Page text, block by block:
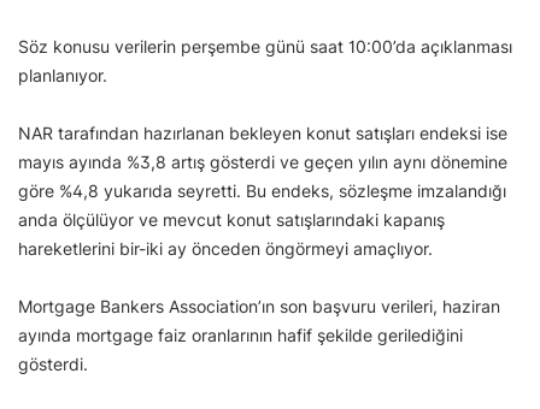
Söz konusu verilerin perşembe günü saat 10:00’da açıklanması
planlanıyor.
NAR tarafından hazırlanan bekleyen konut satışları endeksi ise
mayıs ayında %3,8 artış gösterdi ve geçen yılın aynı dönemine
göre %4,8 yukarıda seyretti. Bu endeks, sözleşme imzalandığı
anda ölçülüyor ve mevcut konut satışlarındaki kapanış
hareketlerini bir-iki ay önceden öngörmeyi amaçlıyor.
Mortgage Bankers Association’ın son başvuru verileri, haziran
ayında mortgage faiz oranlarının hafif şekilde gerilediğini
gösterdi.